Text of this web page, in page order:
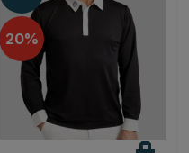
20